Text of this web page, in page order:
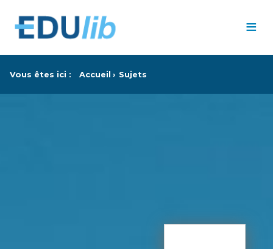
≡
Vous êtes ici : Accueil Sujets